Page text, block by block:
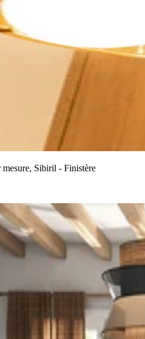
Sibiril - Finistère